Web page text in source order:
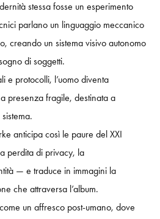
stessa fosse un esperimento
parlano un linguaggio meccanico
creando un sistema visivo autonomo
di soggetti.
e protocolli, l’uomo diventa
presenza fragile, destinata a
anticipa così le paure del XXI
perdita di privacy, la
— e traduce in immagini la
che attraversa l’album.
un affresco post-umano, dove